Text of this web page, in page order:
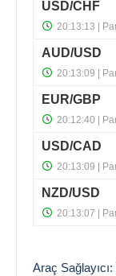
Araç Sağlayıcı: